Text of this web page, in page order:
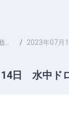
活動履歴
14日 水中ド